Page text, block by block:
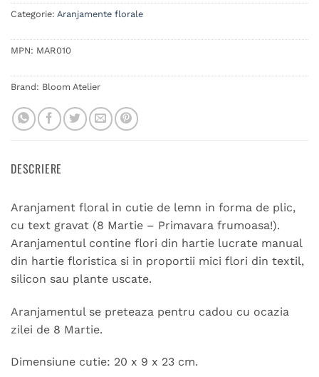
Categorie: Aranjamente florale
MPN: MAR010
Brand: Bloom Atelier
DESCRIERE
Aranjament floral in cutie de lemn in forma de plic,
cu text gravat (8 Martie – Primavara frumoasa!).
Aranjamentul contine flori din hartie lucrate manual
din hartie floristica si in proportii mici flori din textil,
silicon sau plante uscate.
Aranjamentul se preteaza pentru cadou cu ocazia
zilei de 8 Martie.
Dimensiune cutie: 20 x 9 x 23 cm.